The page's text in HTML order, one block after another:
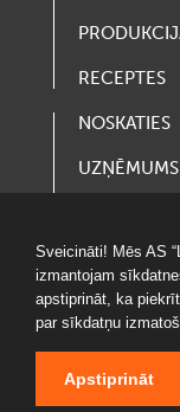
RECEPTES
NOSKATIES
UZŅĒMUMS
LOTERIJAS
Sveicināti! Mēs AS
izmantojam
apstiprināt, ka
par sīkdatņu
Apstiprināt